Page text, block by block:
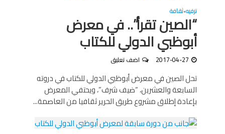
ترفيه•ثقافة
“الصين تقرأ”.. في معرض
أبوظبي الدولي للكتاب
2017-04-27 اضف تعليق
تحل الصين في معرض أبوظبي الدولي للكتاب في دروته
السابعة والعشرين، “ضيف شرف”، ويحتفي المعرض
بإعادة إطلاق مشروع طريق الحرير ثقافيا من العاصمة...